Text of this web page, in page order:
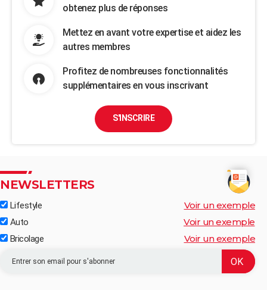
obtenez plus de réponses
Mettez en avant votre expertise et aidez les
autres membres
Profitez de nombreuses fonctionnalités
supplémentaires en vous inscrivant
S'INSCRIRE
NEWSLETTERS
Lifestyle Voir un exemple
Auto Voir un exemple
Bricolage Voir un exemple